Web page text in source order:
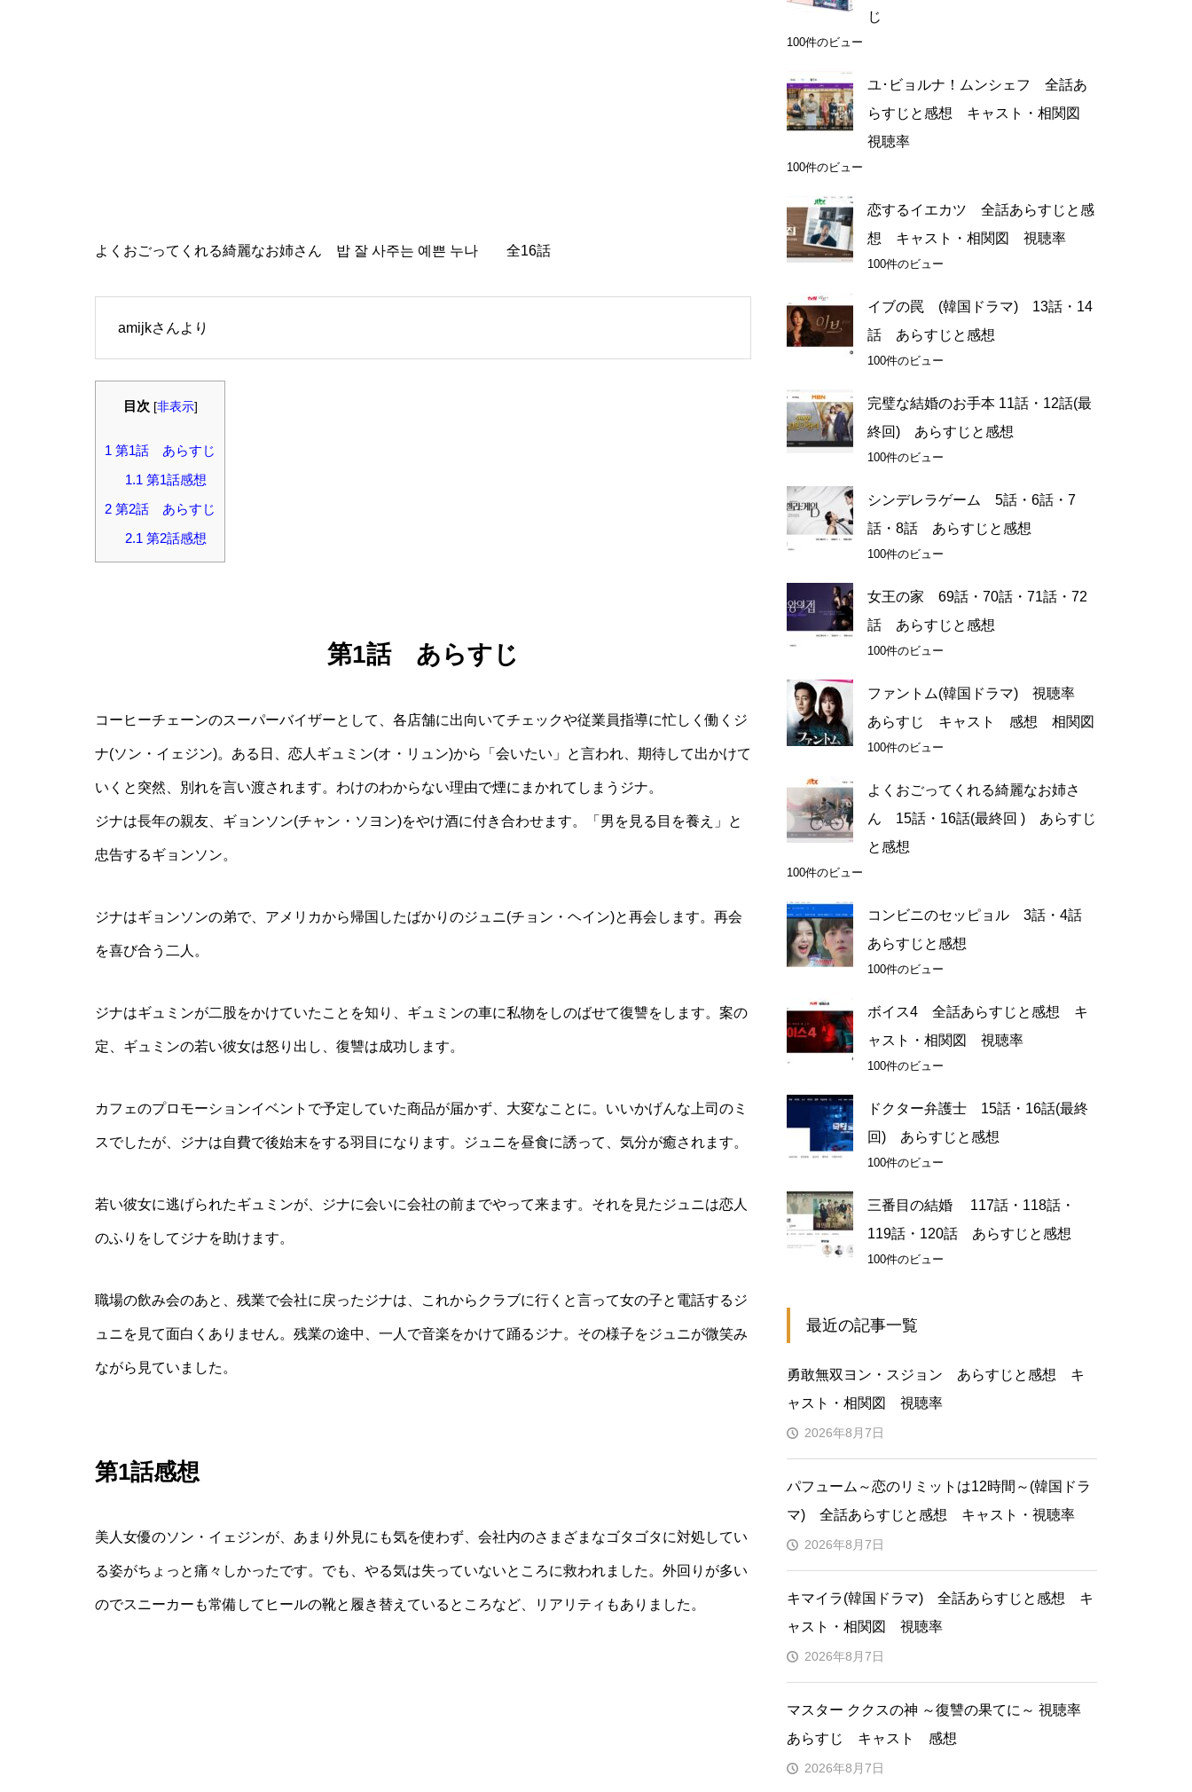
よくおごってくれる綺麗なお姉さん 밥 잘 사주는 예쁜 누나 全16話
amijkさんより
目次 [非表示]
1 第1話 あらすじ
1.1 第1話感想
2 第2話 あらすじ
2.1 第2話感想
第1話 あらすじ
コーヒーチェーンのスーパーバイザーとして、各店舗に出向いてチェックや従業員指導に忙しく働くジ
ナ(ソン・イェジン)。ある日、恋人ギュミン(オ・リュン)から「会いたい」と言われ、期待して出かけて
いくと突然、別れを言い渡されます。わけのわからない理由で煙にまかれてしまうジナ。
ジナは長年の親友、ギョンソン(チャン・ソヨン)をやけ酒に付き合わせます。「男を見る目を養え」と
忠告するギョンソン。
ジナはギョンソンの弟で、アメリカから帰国したばかりのジュニ(チョン・ヘイン)と再会します。再会
を喜び合う二人。
ジナはギュミンが二股をかけていたことを知り、ギュミンの車に私物をしのばせて復讐をします。案の
定、ギュミンの若い彼女は怒り出し、復讐は成功します。
カフェのプロモーションイベントで予定していた商品が届かず、大変なことに。いいかげんな上司のミ
スでしたが、ジナは自費で後始末をする羽目になります。ジュニを昼食に誘って、気分が癒されます。
若い彼女に逃げられたギュミンが、ジナに会いに会社の前までやって来ます。それを見たジュニは恋人
のふりをしてジナを助けます。
職場の飲み会のあと、残業で会社に戻ったジナは、これからクラブに行くと言って女の子と電話するジ
ュニを見て面白くありません。残業の途中、一人で音楽をかけて踊るジナ。その様子をジュニが微笑み
ながら見ていました。
第1話感想
美人女優のソン・イェジンが、あまり外見にも気を使わず、会社内のさまざまなゴタゴタに対処してい
る姿がちょっと痛々しかったです。でも、やる気は失っていないところに救われました。外回りが多い
のでスニーカーも常備してヒールの靴と履き替えているところなど、リアリティもありました。
じ
100件のビュー
ユ･ビョルナ！ムンシェフ 全話あ
らすじと感想 キャスト・相関図
視聴率
100件のビュー
恋するイエカツ 全話あらすじと感
想 キャスト・相関図 視聴率
100件のビュー
イブの罠 (韓国ドラマ) 13話・14
話 あらすじと感想
100件のビュー
完璧な結婚のお手本 11話・12話(最
終回) あらすじと感想
100件のビュー
シンデレラゲーム 5話・6話・7
話・8話 あらすじと感想
100件のビュー
女王の家 69話・70話・71話・72
話 あらすじと感想
100件のビュー
ファントム(韓国ドラマ) 視聴率
あらすじ キャスト 感想 相関図
100件のビュー
よくおごってくれる綺麗なお姉さ
ん 15話・16話(最終回 ) あらすじ
と感想
100件のビュー
コンビニのセッピョル 3話・4話
あらすじと感想
100件のビュー
ボイス4 全話あらすじと感想 キ
ャスト・相関図 視聴率
100件のビュー
ドクター弁護士 15話・16話(最終
回) あらすじと感想
100件のビュー
三番目の結婚 117話・118話・
119話・120話 あらすじと感想
100件のビュー
最近の記事一覧
勇敢無双ヨン・スジョン あらすじと感想 キ
ャスト・相関図 視聴率
2026年8月7日
パフューム～恋のリミットは12時間～(韓国ドラ
マ) 全話あらすじと感想 キャスト・視聴率
2026年8月7日
キマイラ(韓国ドラマ) 全話あらすじと感想 キ
ャスト・相関図 視聴率
2026年8月7日
マスター ククスの神 ～復讐の果てに～ 視聴率
あらすじ キャスト 感想
2026年8月7日